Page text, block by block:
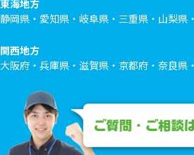
東海地方
静岡県・愛知県・岐阜県・三重県・山梨県
関西地方
大阪府・兵庫県・滋賀県・京都府・奈良県